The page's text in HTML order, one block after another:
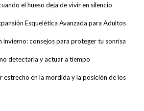
el hueso deja de vivir en silencio
Esquelética Avanzada para Adultos
invierno: consejos para proteger tu sonrisa
detectarla y actuar a tiempo
estrecho en la mordida y la posición de los